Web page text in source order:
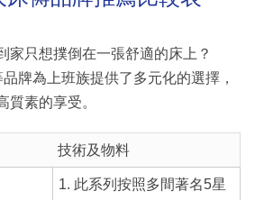
家只想撲倒在一張舒適的床上？
牌為上班族提供了多元化的選擇，
質素的享受。
技術及物料
1. 此系列按照多間著名5星